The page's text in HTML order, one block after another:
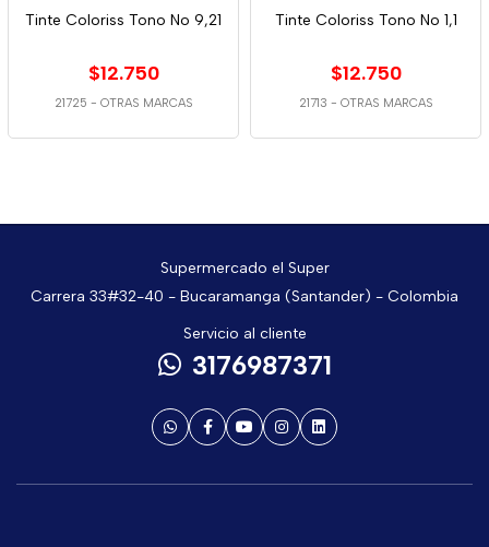
Tinte Coloriss Tono No 9,21
$12.750
21725 - OTRAS MARCAS
Tinte Coloriss Tono No 1,1
$12.750
21713 - OTRAS MARCAS
Supermercado el Super
Carrera 33#32-40 - Bucaramanga (Santander) - Colombia
Servicio al cliente
3176987371